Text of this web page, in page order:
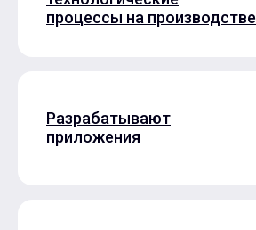
процессы на производстве
Разрабатывают
приложения